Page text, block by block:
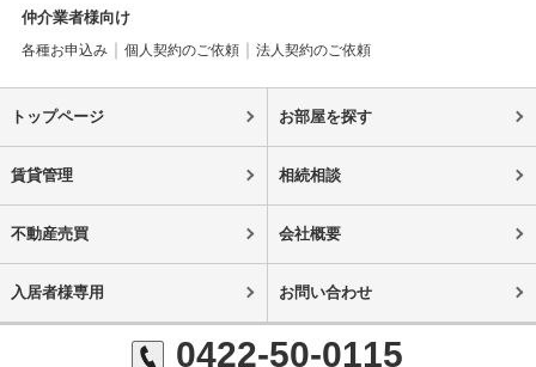
仲介業者様向け
各種お申込み 個人契約のご依頼 法人契約のご依頼
トップページ お部屋を探す
賃貸管理 相続相談
不動産売買 会社概要
入居者様専用 お問い合わせ
0422-50-0115